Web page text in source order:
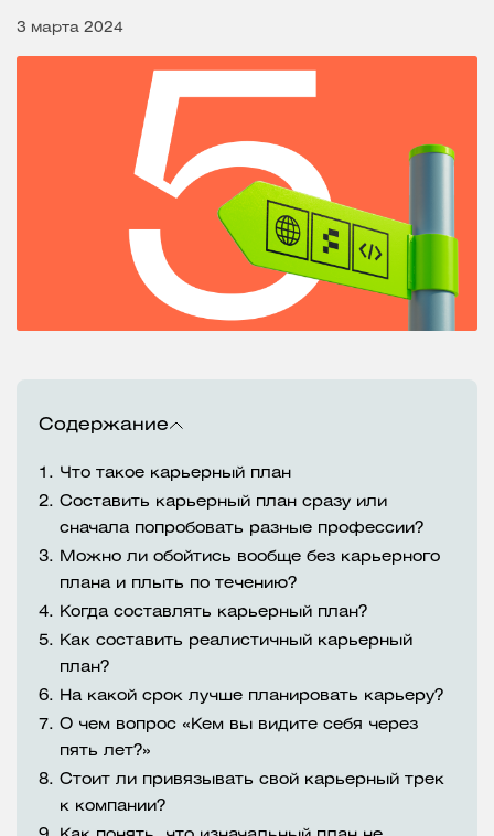
3 марта 2024
Содержание
1. Что такое карьерный план
2. Составить карьерный план сразу или
сначала попробовать разные профессии?
3.
Можно ли обойтись вообще без карьерного
плана и плыть по течению?
4.
Когда составлять карьерный план?
5.
Как составить реалистичный карьерный
план?
6.
На какой срок лучше планировать карьеру?
7. О чем вопрос «Кем вы видите себя через
пять лет?»
8. Стоит ли привязывать свой карьерный трек
к компании?